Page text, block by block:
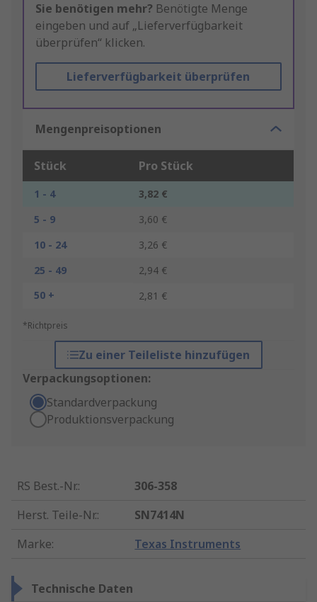
Sie benötigen mehr? Benötigte Menge
eingeben und auf „Lieferverfügbarkeit
überprüfen“ klicken.
Lieferverfügbarkeit überprüfen
Mengenpreisoptionen
Stück Pro Stück
1 - 4
3,82 €
5 - 9
3,60 €
10 - 24
3,26 €
25 - 49
2,94 €
50 +
2,81 €
*Richtpreis
Zu einer Teileliste hinzufügen
Verpackungsoptionen:
Standardverpackung
Produktionsverpackung
RS Best.-Nr.:
306-358
Herst. Teile-Nr.:
SN7414N
Marke: Texas Instruments
Technische Daten